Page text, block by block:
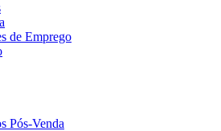
de Emprego
Pós-Venda